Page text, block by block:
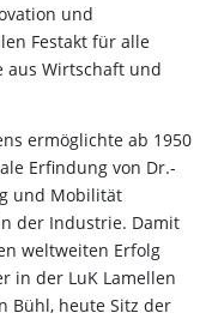
und
Festakt für alle
aus Wirtschaft und
ermöglichte ab 1950
Erfindung von Dr.-
und Mobilität
der Industrie. Damit
weltweiten Erfolg
in der LuK Lamellen
Bühl, heute Sitz der